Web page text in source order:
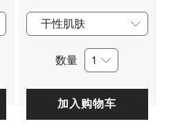
干性肌肤
数量 1
加入购物车